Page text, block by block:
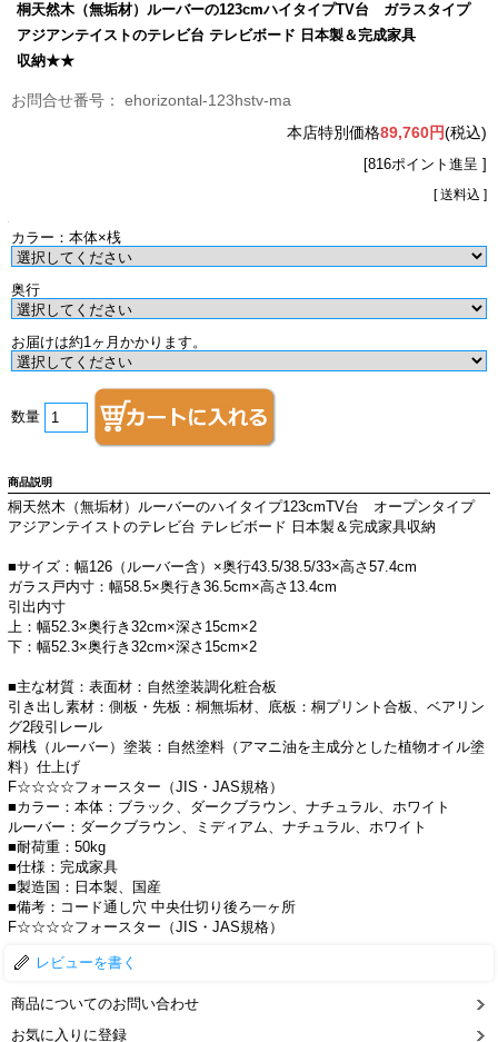
桐天然木（無垢材）ルーバーの123cmハイタイプTV台 ガラスタイプ
アジアンテイストのテレビ台 テレビボード 日本製＆完成家具
収納★★
ehorizontal-123hstv-ma
本店特別価格89,760円(税込)
[816ポイント進呈 ]
[ 送料込 ]
カラー：本体×桟
奥行
お届けは約1ヶ月かかります。
数量
商品説明
桐天然木（無垢材）ルーバーのハイタイプ123cmTV台 オープンタイプ
アジアンテイストのテレビ台 テレビボード 日本製＆完成家具収納
■サイズ：幅126（ルーバー含）×奥行43.5/38.5/33×高さ57.4cm
ガラス戸内寸：幅58.5×奥行き36.5cm×高さ13.4cm
引出内寸
上：幅52.3×奥行き32cm×深さ15cm×2
下：幅52.3×奥行き32cm×深さ15cm×2
■主な材質：表面材：自然塗装調化粧合板
引き出し素材：側板・先板：桐無垢材、底板：桐プリント合板、ベアリン
グ2段引レール
桐桟（ルーバー）塗装：自然塗料（アマニ油を主成分とした植物オイル塗
料）仕上げ
F☆☆☆☆フォースター（JIS・JAS規格）
■カラー：本体：ブラック、ダークブラウン、ナチュラル、ホワイト
ルーバー：ダークブラウン、ミディアム、ナチュラル、ホワイト
■耐荷重：50kg
■仕様：完成家具
■製造国：日本製、国産
■備考：コード通し穴 中央仕切り後ろ一ヶ所
F☆☆☆☆フォースター（JIS・JAS規格）
レビューを書く
商品についてのお問い合わせ
お気に入りに登録